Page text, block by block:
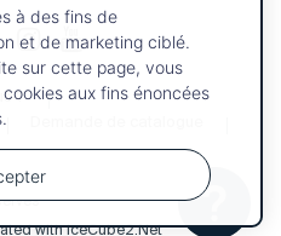
?
with IceCube2.Net
Votre
sélection
à des fins de
et de marketing ciblé.
sur cette page, vous
aux fins énoncées